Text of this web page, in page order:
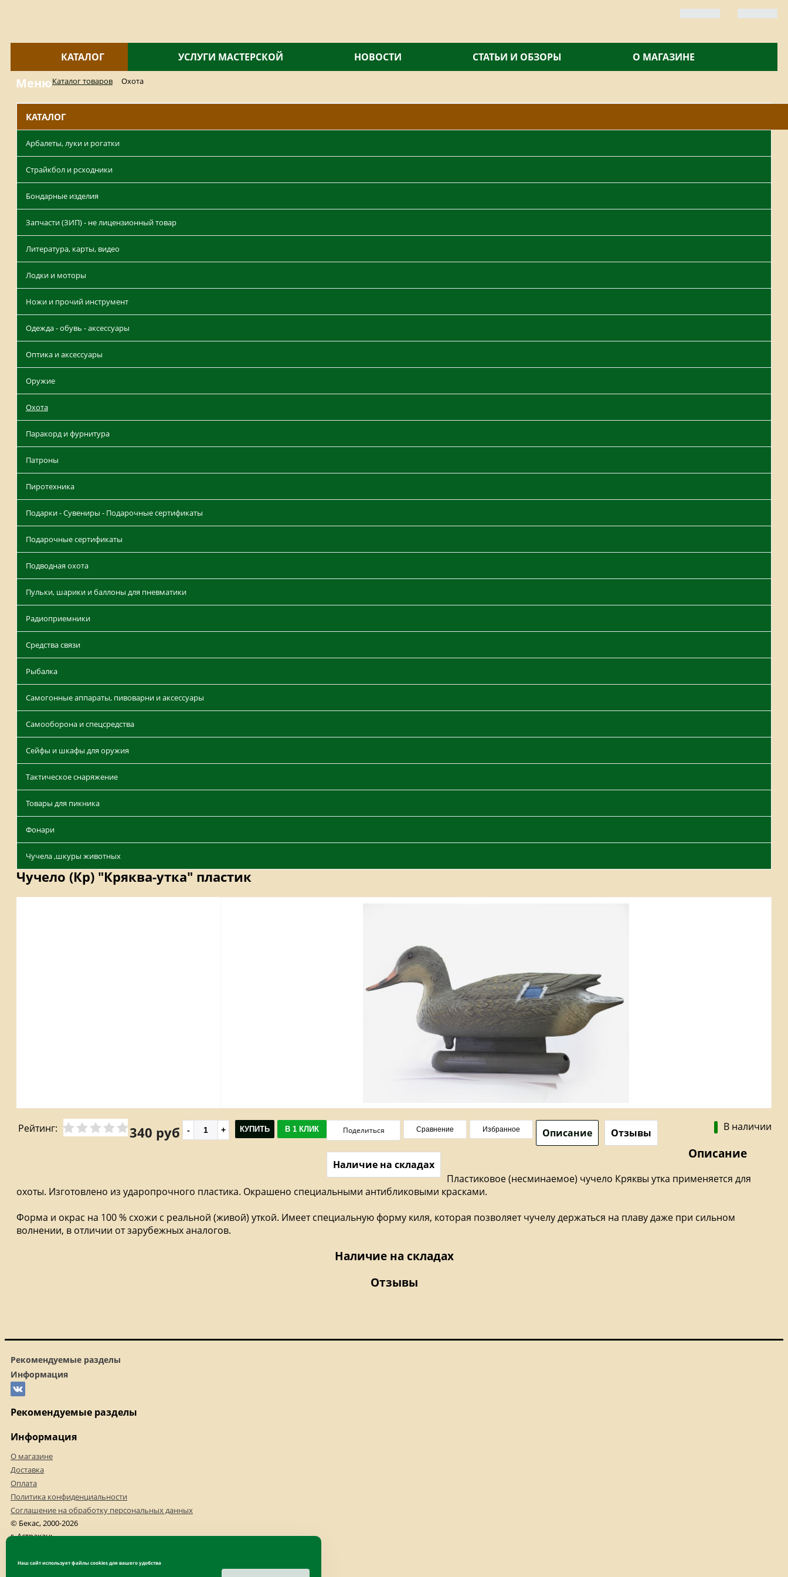
КАТАЛОГ УСЛУГИ МАСТЕРСКОЙ НОВОСТИ СТАТЬИ И ОБЗОРЫ О МАГАЗИНЕ
МенюКаталог товаров Охота
КАТАЛОГ
Арбалеты, луки и рогатки
Страйкбол и рсходники
Бондарные изделия
Запчасти (ЗИП) - не лицензионный товар
Литература, карты, видео
Лодки и моторы
Ножи и прочий инструмент
Одежда - обувь - аксессуары
Оптика и аксессуары
Оружие
Охота
Паракорд и фурнитура
Патроны
Пиротехника
Подарки - Сувениры - Подарочные сертификаты
Подарочные сертификаты
Подводная охота
Пульки, шарики и баллоны для пневматики
Радиоприемники
Средства связи
Рыбалка
Самогонные аппараты, пивоварни и аксессуары
Самооборона и спецсредства
Сейфы и шкафы для оружия
Тактическое снаряжение
Товары для пикника
Фонари
Чучела ,шкуры животных
Чучело (Кр) "Кряква-утка" пластик
Описание Отзывы Наличие на складах
Рейтинг: В наличии
340 руб КУПИТЬ В 1 КЛИК Поделиться Сравнение Избранное Описание Отзывы
Наличие на складах
Описание
Пластиковое (несминаемое) чучело Кряквы утка применяется для
охоты. Изготовлено из ударопрочного пластика. Окрашено специальными антибликовыми красками.
Форма и окрас на 100 % схожи с реальной (живой) уткой. Имеет специальную форму киля, которая позволяет чучелу держаться на плаву даже при сильном
волнении, в отличии от зарубежных аналогов.
Наличие на складах
Отзывы
Рекомендуемые разделы
Информация
Рекомендуемые разделы
Информация
О магазине
Доставка
Оплата
Политика конфиденциальности
Соглашение на обработку персональных данных
© Бекас, 2000-2026
г. Астрахань
+7(8512)523-456
Наш сайт использует файлы cookies для вашего удобства